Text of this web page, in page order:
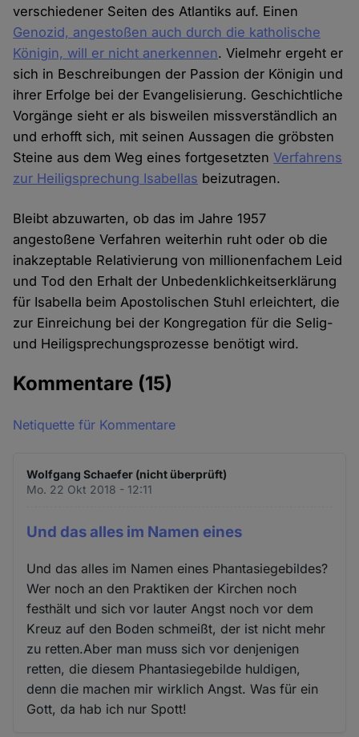
verschiedener Seiten des Atlantiks auf. Einen
Genozid, angestoßen auch durch die katholische
Königin, will er nicht anerkennen. Vielmehr ergeht er
sich in Beschreibungen der Passion der Königin und
ihrer Erfolge bei der Evangelisierung. Geschichtliche
Vorgänge sieht er als bisweilen missverständlich an
und erhofft sich, mit seinen Aussagen die gröbsten
Steine aus dem Weg eines fortgesetztenVerfahrens
zur Heiligsprechung Isabellas beizutragen.
Bleibt abzuwarten, ob das im Jahre 1957
angestoßene Verfahren weiterhin ruht oder ob die
inakzeptable Relativierung von millionenfachem Leid
und Tod den Erhalt der Unbedenklichkeitserklärung
für Isabella beim Apostolischen Stuhl erleichtert, die
zur Einreichung bei der Kongregation für die Selig-
und Heiligsprechungsprozesse benötigt wird.
Kommentare (15)
Netiquette für Kommentare
Wolfgang Schaefer (nicht überprüft)
Mo. 22 Okt 2018 - 12:11
Und das alles im Namen eines
Und das alles im Namen eines Phantasiegebildes?
Wer noch an den Praktiken der Kirchen noch
festhält und sich vor lauter Angst noch vor dem
Kreuz auf den Boden schmeißt, der ist nicht mehr
zu retten.Aber man muss sich vor denjenigen
retten, die diesem Phantasiegebilde huldigen,
denn die machen mir wirklich Angst. Was für ein
Gott, da hab ich nur Spott!